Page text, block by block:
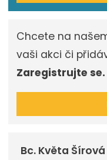
Chcete na
vaši akci či
Zaregistrujte se.
Bc. Květa Šírová